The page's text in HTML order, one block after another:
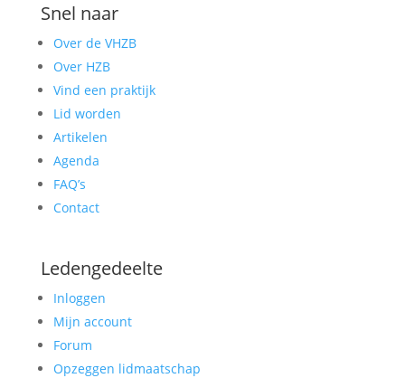
Snel naar
Over de VHZB
Over HZB
Vind een praktijk
Lid worden
Artikelen
Agenda
FAQ’s
Contact
Ledengedeelte
Inloggen
Mijn account
Forum
Opzeggen lidmaatschap